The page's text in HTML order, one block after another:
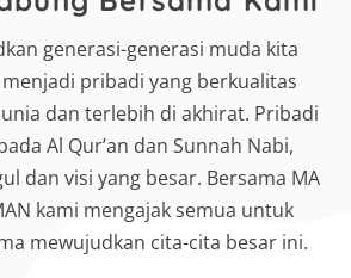
generasi-generasi muda kita
pribadi yang berkualitas
dan terlebih di akhirat. Pribadi
Al Qur’an dan Sunnah Nabi,
dan visi yang besar. Bersama MA
kami mengajak semua untuk
mewujudkan cita-cita besar ini.